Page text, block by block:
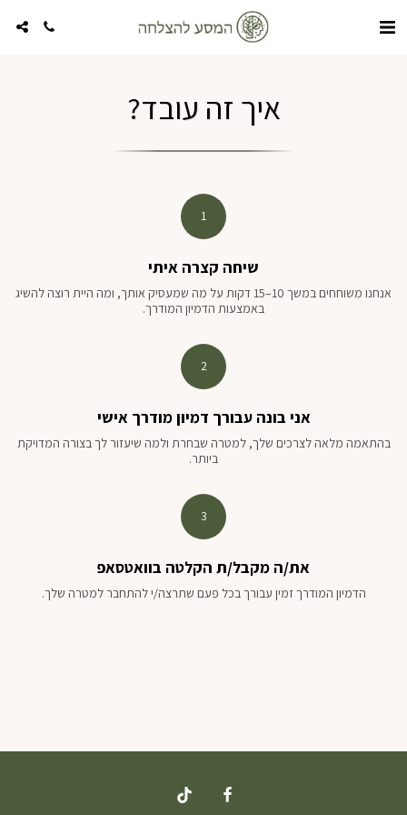
איך זה עובד?
1
שיחה קצרה איתי
אנחנו משוחחים במשך 10–15 דקות על מה שמעסיק אותך, ומה היית רוצה להשיג
באמצעות הדמיון המודרך.
2
אני בונה עבורך דמיון מודרך אישי
בהתאמה מלאה לצרכים שלך, למטרה שבחרת ולמה שיעזור לך בצורה המדויקת
ביותר.
3
את/ה מקבל/ת הקלטה בוואטסאפ
הדמיון המודרך זמין עבורך בכל פעם שתרצה/י להתחבר למטרה שלך.